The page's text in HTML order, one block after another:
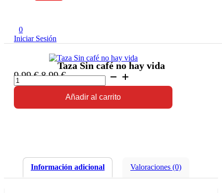
0
Iniciar Sesión
Taza Sin café no hay vida
9,99€El
precio
original
era:
8,99€El
precio
actual
es:
Taza
Sin
hay
Añadir al carrito
Información adicional Valoraciones (0)